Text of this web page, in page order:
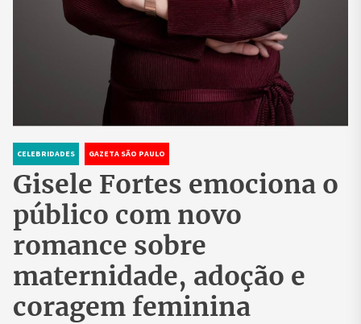
CELEBRIDADES GAZETA SÃO PAULO
Gisele Fortes emociona o
público com novo
romance sobre
maternidade, adoção e
coragem feminina